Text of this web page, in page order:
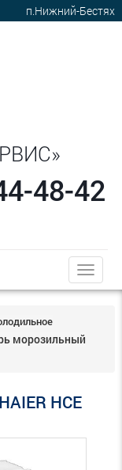
п.Нижний-Бестях
48-42
trk
морозильный
HCE